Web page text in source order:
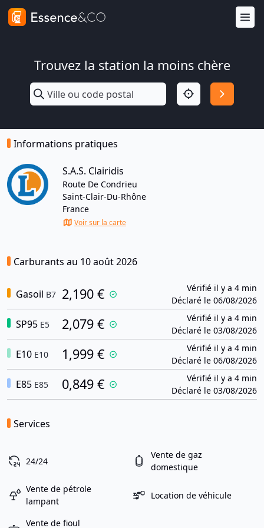
Trouvez la station la moins chère
Informations pratiques
S.A.S. Clairidis
Route De Condrieu
Saint-Clair-Du-Rhône
France
Voir sur la carte
Carburants au 10 août 2026
Gasoil B7 2,190 €
Vérifié il y a 4 min
Déclaré le 06/08/2026
SP95 E5 2,079 €
Vérifié il y a 4 min
Déclaré le 03/08/2026
E10 E10 1,999 €
Vérifié il y a 4 min
Déclaré le 06/08/2026
E85 E85 0,849 €
Vérifié il y a 4 min
Déclaré le 03/08/2026
Services
24/24
Vente de gaz
domestique
Vente de pétrole
lampant
Location de véhicule
Vente de fioul